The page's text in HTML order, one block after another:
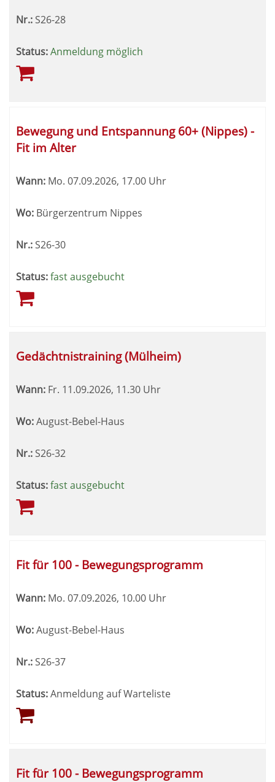
Nr.: S26-28
Status:Anmeldung möglich
Bewegung und Entspannung 60+ (Nippes) -
Fit im Alter
Wann: Mo. 07.09.2026, 17.00 Uhr
Wo: Bürgerzentrum Nippes
Nr.:S26-30
Status:fast ausgebucht
Gedächtnistraining (Mülheim)
Wann: Fr. 11.09.2026, 11.30 Uhr
Wo:August-Bebel-Haus
Nr.: S26-32
Status:fast ausgebucht
Fit für 100 - Bewegungsprogramm
Wann: Mo. 07.09.2026, 10.00 Uhr
Wo:August-Bebel-Haus
Nr.:S26-37
Status:Anmeldung auf Warteliste
Fit für 100 - Bewegungsprogramm